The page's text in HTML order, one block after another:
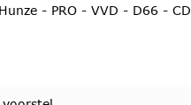
- PRO - VVD - D66 -